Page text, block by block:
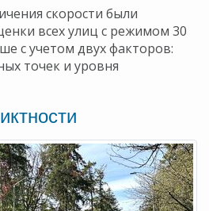
скорости были
всех улиц с режимом 30
с учетом двух факторов:
точек и уровня